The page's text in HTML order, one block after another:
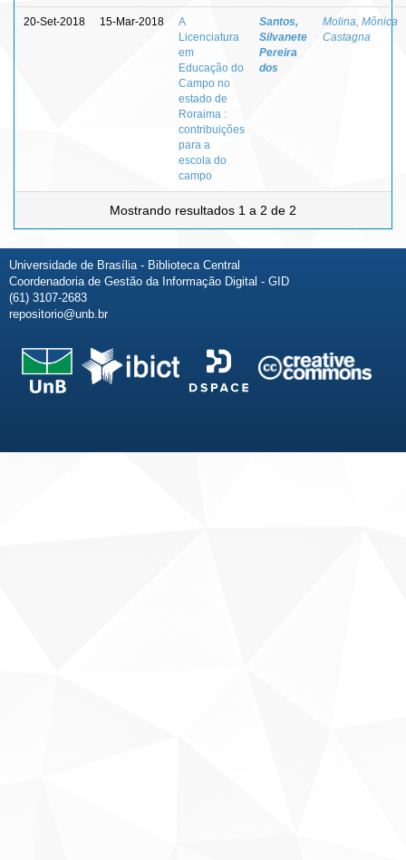
20-Set-2018 15-Mar-2018
A
Licenciatura
em
Educação do
Campo no
estado de
Roraima :
contribuições
para a
escola do
campo
Santos,
Silvanete
Pereira
dos
Molina, Mônica
Castagna
Mostrando resultados 1 a 2 de 2
Universidade de Brasília - Biblioteca Central
Coordenadoria de Gestão da Informação Digital - GID
(61) 3107-2683
repositorio@unb.br